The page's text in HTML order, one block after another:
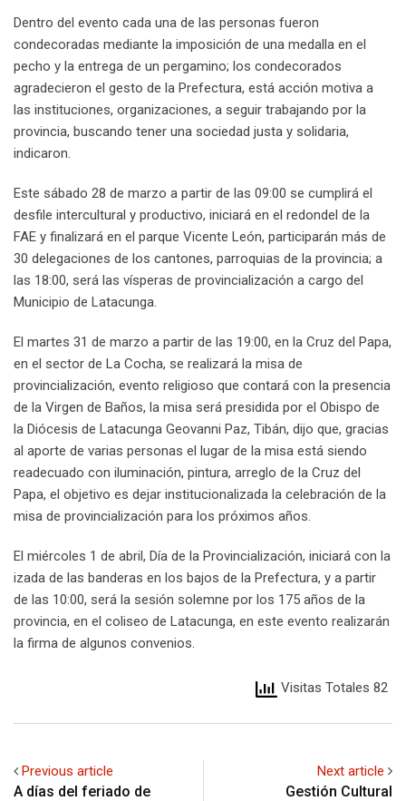
Dentro del evento cada una de las personas fueron
condecoradas mediante la imposición de una medalla en el
pecho y la entrega de un pergamino; los condecorados
agradecieron el gesto de la Prefectura, está acción motiva a
las instituciones, organizaciones, a seguir trabajando por la
provincia, buscando tener una sociedad justa y solidaria,
indicaron.
Este sábado 28 de marzo a partir de las 09:00 se cumplirá el
desfile intercultural y productivo, iniciará en el redondel de la
FAE y finalizará en el parque Vicente León, participarán más de
30 delegaciones de los cantones, parroquias de la provincia; a
las 18:00, será las vísperas de provincialización a cargo del
Municipio de Latacunga.
El martes 31 de marzo a partir de las 19:00, en la Cruz del Papa,
en el sector de La Cocha, se realizará la misa de
provincialización, evento religioso que contará con la presencia
de la Virgen de Baños, la misa será presidida por el Obispo de
la Diócesis de Latacunga Geovanni Paz, Tibán, dijo que, gracias
al aporte de varias personas el lugar de la misa está siendo
readecuado con iluminación, pintura, arreglo de la Cruz del
Papa, el objetivo es dejar institucionalizada la celebración de la
misa de provincialización para los próximos años.
El miércoles 1 de abril, Día de la Provincialización, iniciará con la
izada de las banderas en los bajos de la Prefectura, y a partir
de las 10:00, será la sesión solemne por los 175 años de la
provincia, en el coliseo de Latacunga, en este evento realizarán
la firma de algunos convenios.
Visitas Totales 82
Previous article
A días del feriado de
Next article
Gestión Cultural